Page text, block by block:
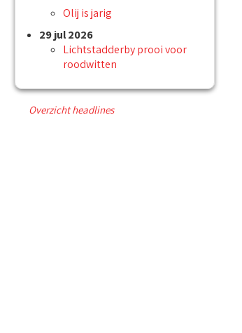
Olij is jarig
29 jul 2026
Lichtstadderby prooi voor
roodwitten
Overzicht headlines